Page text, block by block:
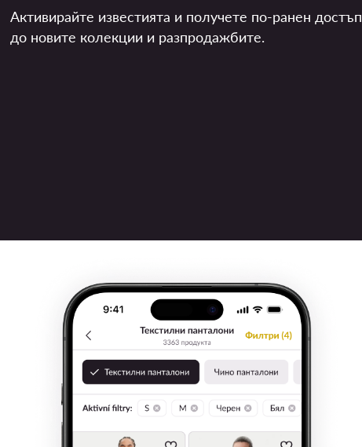
Активирайте известията и получете по-ранен достъп
до новите колекции и разпродажбите.